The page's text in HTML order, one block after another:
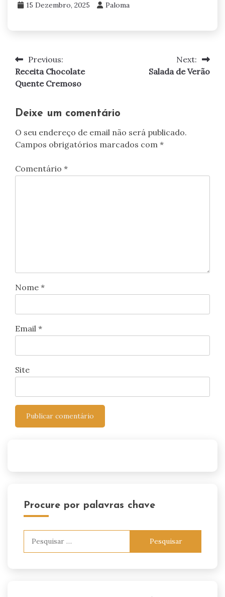
15 Dezembro, 2025 Paloma
Navegação
de
Previous:
Receita Chocolate
Quente Cremoso
Next:
Salada de Verão
Deixe um comentário
O seu endereço de email não será publicado.
Campos obrigatórios marcados com *
Comentário *
Nome *
Email *
Site
Procure por palavras chave